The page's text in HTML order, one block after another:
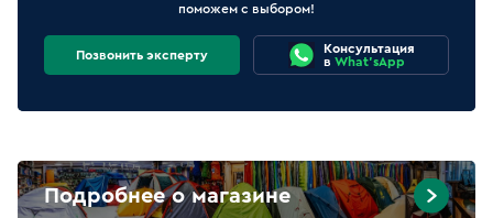
поможем с выбором!
Позвонить эксперту
Консультация
в What'sApp
Подробнее о магазине